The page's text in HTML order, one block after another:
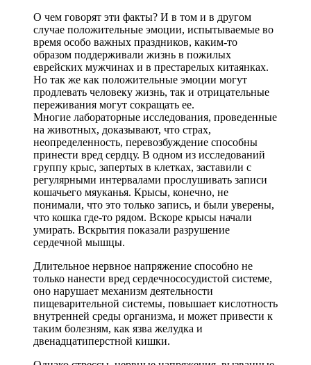
О чем говорят эти факты? И в том и в другом
случае положительные эмоции, испытываемые во
время особо важных праздников, каким-то
образом поддерживали жизнь в пожилых
еврейских мужчинах и в престарелых китаянках.
Но так же как положительные эмоции могут
продлевать человеку жизнь, так и отрицательные
переживания могут сокращать ее.
Многие лабораторные исследования, проведенные
на животных, доказывают, что страх,
неопределенность, перевозбуждение способны
принести вред сердцу. В одном из исследований
группу крыс, запертых в клетках, заставили с
регулярными интервалами прослушивать записи
кошачьего мяуканья. Крысы, конечно, не
понимали, что это только запись, и были уверены,
что кошка где-то рядом. Вскоре крысы начали
умирать. Вскрытия показали разрушение
сердечной мышцы.
Длительное нервное напряжение способно не
только нанести вред сердечнососудистой системе,
оно нарушает механизм деятельности
пищеварительной системы, повышает кислотность
внутренней среды организма, и может привести к
таким болезням, как язва желудка и
двенадцатиперстной кишки.